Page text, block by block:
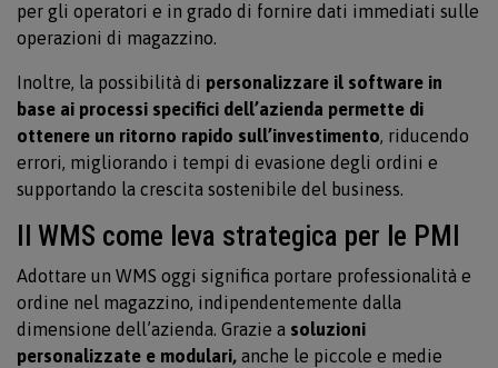
per gli operatori e in grado di fornire dati immediati sulle
operazioni di magazzino.
Inoltre, la possibilità di personalizzare il software in
base ai processi specifici dell’azienda permette di
ottenere un ritorno rapido sull’investimento, riducendo
errori, migliorando i tempi di evasione degli ordini e
supportando la crescita sostenibile del business.
Il WMS come leva strategica per le PMI
Adottare un WMS oggi significa portare professionalità e
ordine nel magazzino, indipendentemente dalla
dimensione dell’azienda. Grazie a soluzioni
personalizzate e modulari, anche le piccole e medie